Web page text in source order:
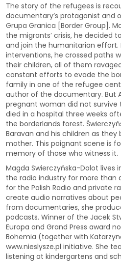
The story of the refugees is
documentary’s protagonist and
Grupa Granica [Border Group].
the migrants’ crisis, he decided
and join the humanitarian effort.
interventions, he crossed paths
their children, all of them
constant efforts to evade the
family in one of the refugee
author of the documentary. But
pregnant woman did not survive
died in a hospital three weeks
the borderlands forest.
Baravan and his children as
mother. This poignant scene is
memory of those who witness it.
Magda Swierczyńska-Dolot lives
the radio industry for more than
for the Polish Radio and private
create audio narratives about
from documentaries, she
podcasts. Winner of the Jacek
Europa and Grand Press award
Bohemia (together with
www.nieslysze.pl initiative. She
listening at kindergartens and